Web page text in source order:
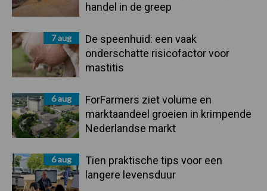
handel in de greep
7 aug
De speenhuid: een vaak
onderschatte risicofactor voor
mastitis
6 aug
ForFarmers ziet volume en
marktaandeel groeien in krimpende
Nederlandse markt
6 aug
Tien praktische tips voor een
langere levensduur